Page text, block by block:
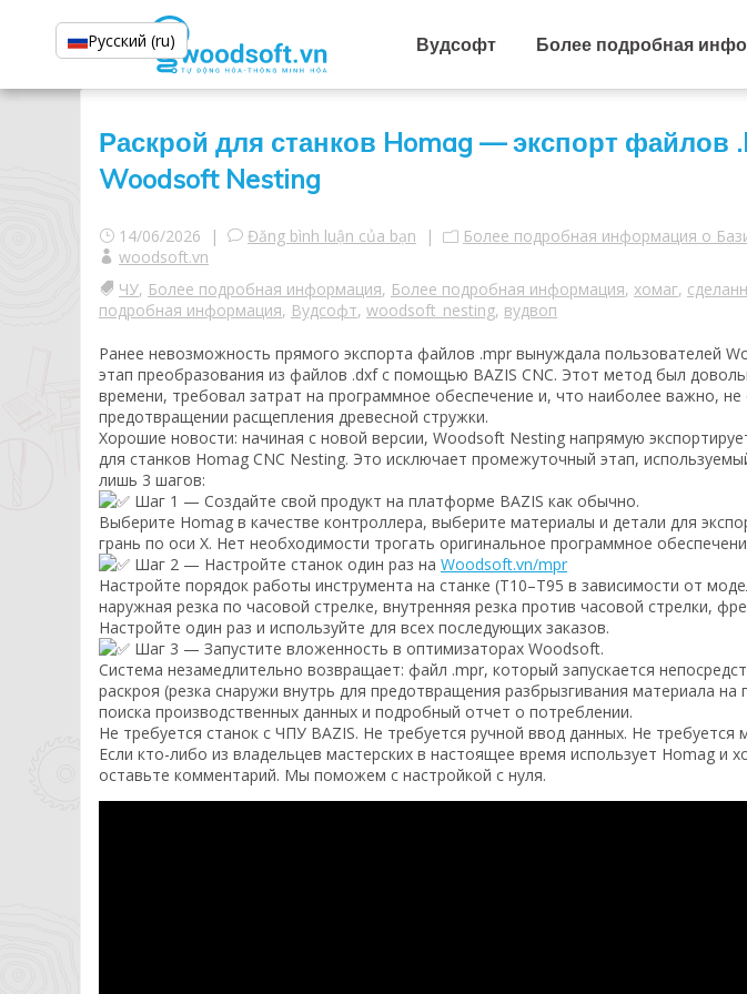
Вудсофт Более подробная
Раскрой для станков Homag — экспорт файлов
Woodsoft Nesting
14/06/2026 | Đăng bình luận của bạn | Более подробная информация о
woodsoft.vn
ЧУ, Более подробная информация, Более подробная информация, хомаг,
подробная информация, Вудсофт, woodsoft_nesting, вудвоп
Ранее невозможность прямого экспорта файлов .mpr вынуждала пользователей
этап преобразования из файлов .dxf с помощью BAZIS CNC. Этот метод был
времени, требовал затрат на программное обеспечение и, что наиболее важно,
предотвращении расщепления древесной стружки.
Хорошие новости: начиная с новой версии, Woodsoft Nesting напрямую
для станков Homag CNC Nesting. Это исключает промежуточный этап,
лишь 3 шагов:
Шаг 1 — Создайте свой продукт на платформе BAZIS как обычно.
Выберите Homag в качестве контроллера, выберите материалы и детали для
грань по оси X. Нет необходимости трогать оригинальное программное
Шаг 2 — Настройте станок один раз на Woodsoft.vn/mpr
Настройте порядок работы инструмента на станке (T10–T95 в зависимости от
наружная резка по часовой стрелке, внутренняя резка против часовой стрелки,
Настройте один раз и используйте для всех последующих заказов.
Шаг 3 — Запустите вложенность в оптимизаторах Woodsoft.
Система незамедлительно возвращает: файл .mpr, который запускается
раскроя (резка снаружи внутрь для предотвращения разбрызгивания материала
поиска производственных данных и подробный отчет о потреблении.
Не требуется станок с ЧПУ BAZIS. Не требуется ручной ввод данных. Не
Если кто-либо из владельцев мастерских в настоящее время использует Homag и
оставьте комментарий. Мы поможем с настройкой с нуля.
Русский (ru)